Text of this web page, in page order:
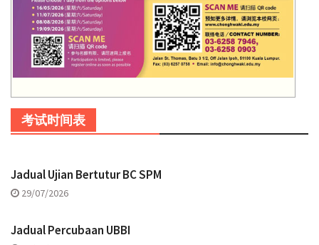
考试时间表
Jadual Ujian Bertutur BC SPM
29/07/2026
Jadual Percubaan UBBI